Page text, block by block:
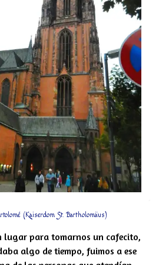
(Kaiserdom St. Bartholomäus)
lugar para tomarnos un cafecito,
algo de tiempo, fuimos a ese